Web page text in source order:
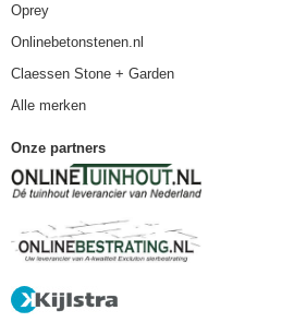
Oprey
Onlinebetonstenen.nl
Claessen Stone + Garden
Alle merken
Onze partners